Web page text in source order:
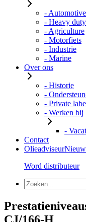
- Automotive
- Heavy duty
- Agriculture
- Motorfiets
- Industrie
- Marine
Over ons
- Historie
-
- Private
- Werken bij
-
Contact
Olieadviseur
Word distributeur